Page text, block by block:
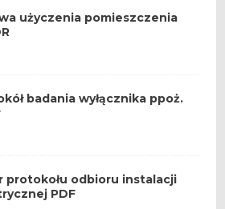
użyczenia pomieszczenia
badania wyłącznika ppoż.
protokołu odbioru instalacji
PDF